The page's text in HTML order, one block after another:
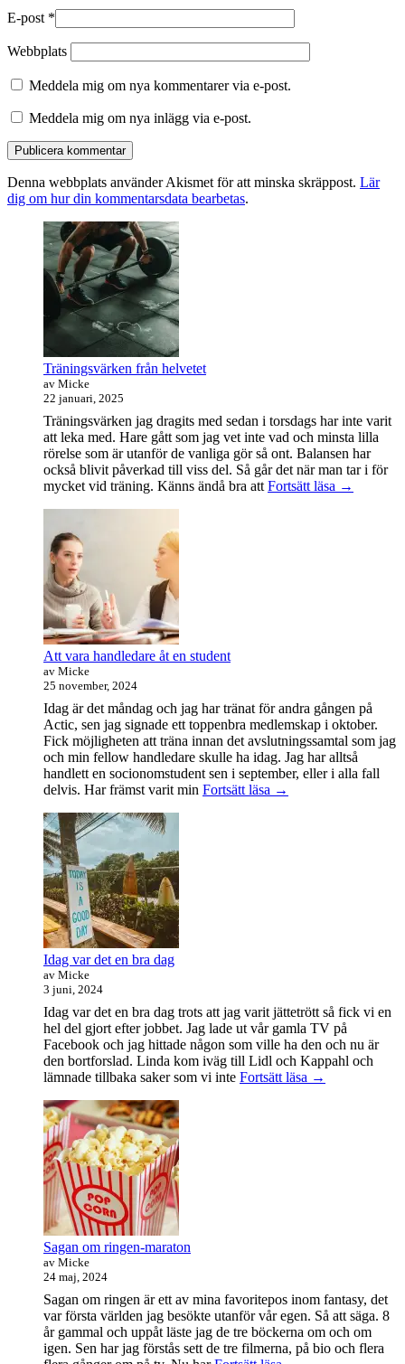
E-post *
Webbplats
Meddela mig om nya kommentarer via e-post.
Meddela mig om nya inlägg via e-post.
Denna webbplats använder Akismet för att minska skräppost. Lär
dig om hur din kommentarsdata bearbetas.
Primära
sidofältet
Widget
område
Träningsvärken från helvetet
av Micke
22 januari, 2025
Träningsvärken jag dragits med sedan i torsdags har inte varit
att leka med. Hare gått som jag vet inte vad och minsta lilla
rörelse som är utanför de vanliga gör så ont. Balansen har
också blivit påverkad till viss del. Så går det när man tar i för
mycket vid träning. Känns ändå bra att Fortsätt läsa →
Att vara handledare åt en student
av Micke
25 november, 2024
Idag är det måndag och jag har tränat för andra gången på
Actic, sen jag signade ett toppenbra medlemskap i oktober.
Fick möjligheten att träna innan det avslutningssamtal som jag
och min fellow handledare skulle ha idag. Jag har alltså
handlett en socionomstudent sen i september, eller i alla fall
delvis. Har främst varit min Fortsätt läsa Att
→
Idag var det en bra dag
av Micke
3 juni, 2024
Idag var det en bra dag trots att jag varit jättetrött så fick vi en
hel del gjort efter jobbet. Jag lade ut vår gamla TV på
Facebook och jag hittade någon som ville ha den och nu är
den bortforslad. Linda kom iväg till Lidl och Kappahl och
lämnade tillbaka saker som vi inte Fortsätt läsa Idag
→
Sagan om ringen-maraton
av Micke
24 maj, 2024
Sagan om ringen är ett av mina favoritepos inom fantasy, det
var första världen jag besökte utanför vår egen. Så att säga. 8
år gammal och uppåt läste jag de tre böckerna om och om
igen. Sen har jag förstås sett de tre filmerna, på bio och flera